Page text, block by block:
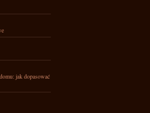
jak dopasować